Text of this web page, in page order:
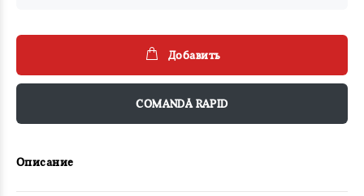
Добавить
COMANDĂ RAPID
Описание